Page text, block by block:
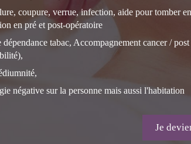
coupure, verrue, infection, aide pour tomber
en pré et post-opératoire
dépendance tabac, Accompagnement cancer /
négative sur la personne mais aussi l'habitation
Je